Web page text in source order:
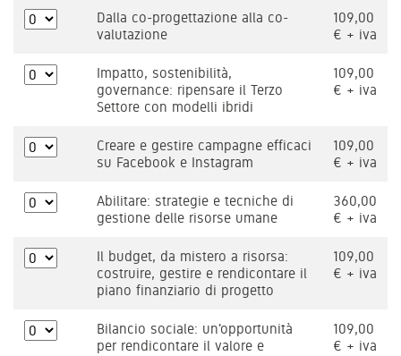
Dalla co-progettazione alla co-
valutazione
109,00
€ + iva
Impatto, sostenibilità,
governance: ripensare il Terzo
Settore con modelli ibridi
109,00
€ + iva
Creare e gestire campagne efficaci
su Facebook e Instagram
109,00
€ + iva
Abilitare: strategie e tecniche di
gestione delle risorse umane
360,00
€ + iva
Il budget, da mistero a risorsa:
costruire, gestire e rendicontare il
piano finanziario di progetto
109,00
€ + iva
Bilancio sociale: un'opportunità
per rendicontare il valore e
109,00
€ + iva